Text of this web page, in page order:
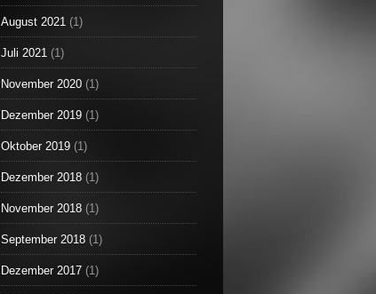
August 2021 (1)
Juli 2021 (1)
November 2020 (1)
Dezember 2019 (1)
Oktober 2019 (1)
Dezember 2018 (1)
November 2018 (1)
September 2018 (1)
Dezember 2017 (1)